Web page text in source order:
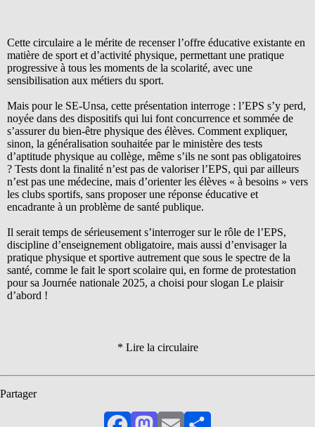
Cette circulaire a le mérite de recenser l’offre éducative existante en
matière de sport et d’activité physique, permettant une pratique
progressive à tous les moments de la scolarité, avec une
sensibilisation aux métiers du sport.
Mais pour le SE-Unsa, cette présentation interroge : l’EPS s’y perd,
noyée dans des dispositifs qui lui font concurrence et sommée de
s’assurer du bien-être physique des élèves. Comment expliquer,
sinon, la généralisation souhaitée par le ministère des tests
d’aptitude physique au collège, même s’ils ne sont pas obligatoires
? Tests dont la finalité n’est pas de valoriser l’EPS, qui par ailleurs
n’est pas une médecine, mais d’orienter les élèves « à besoins » vers
les clubs sportifs, sans proposer une réponse éducative et
encadrante à un problème de santé publique.
Il serait temps de sérieusement s’interroger sur le rôle de l’EPS,
discipline d’enseignement obligatoire, mais aussi d’envisager la
pratique physique et sportive autrement que sous le spectre de la
santé, comme le fait le sport scolaire qui, en forme de protestation
pour sa Journée nationale 2025, a choisi pour slogan Le plaisir
d’abord !
* Lire la circulaire
Partager